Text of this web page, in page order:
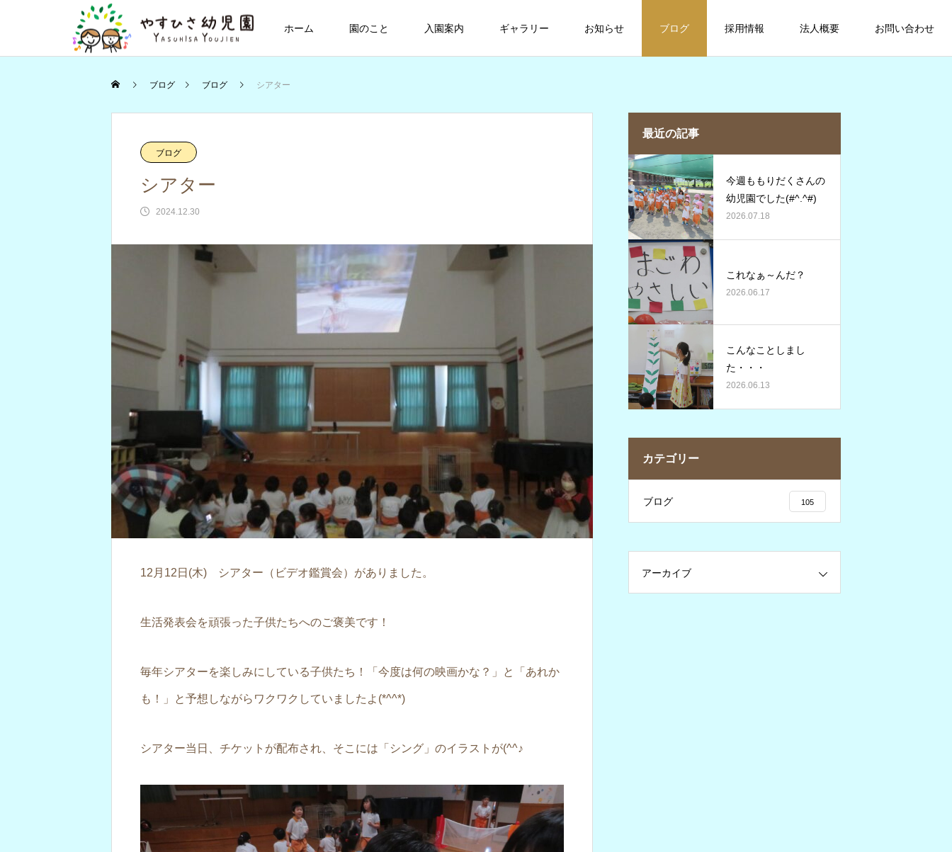
ホーム 園のこと 入園案内 ギャラリー お知らせ ブログ 採用情報 法人概要 お問い合わせ
ブログ ブログ シアター
ブログ
シアター
2024.12.30
12月12日(木) シアター（ビデオ鑑賞会）がありました。
生活発表会を頑張った子供たちへのご褒美です！
毎年シアターを楽しみにしている子供たち！「今度は何の映画かな？」と「あれか
も！」と予想しながらワクワクしていましたよ(*^^*)
シアター当日、チケットが配布され、そこには「シング」のイラストが(^^♪
最近の記事
今週ももりだくさんの
幼児園でした(#^.^#)
2026.07.18
これなぁ～んだ？
2026.06.17
こんなことしまし
た・・・
2026.06.13
カテゴリー
ブログ 105
アーカイブ